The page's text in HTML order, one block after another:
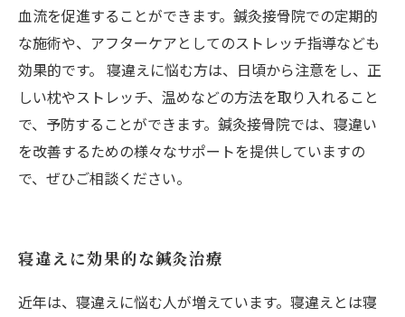
血流を促進することができます。鍼灸接骨院での定期的
な施術や、アフターケアとしてのストレッチ指導なども
効果的です。 寝違えに悩む方は、日頃から注意をし、正
しい枕やストレッチ、温めなどの方法を取り入れること
で、予防することができます。鍼灸接骨院では、寝違い
を改善するための様々なサポートを提供していますの
で、ぜひご相談ください。
寝違えに効果的な鍼灸治療
近年は、寝違えに悩む人が増えています。寝違えとは寝